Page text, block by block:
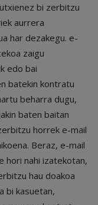
bi zerbitzu
aurrera
har dezakegu. e-
zaigu
edo bai
batekin kontratu
beharra dugu,
baten baitan
horrek e-mail
Beraz, e-mail
hori nahi izatekotan,
hau doakoa
bi kasuetan,